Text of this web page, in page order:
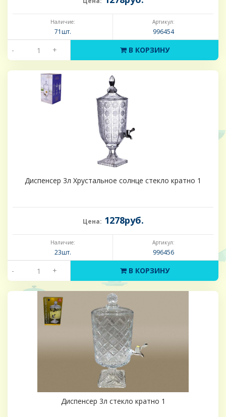
Наличие:
71шт.
Артикул:
996454
- + В КОРЗИНУ
Диспенсер 3л Хрустальное солнце стекло кратно 1
Цена: 1278руб.
Наличие:
23шт.
Артикул:
996456
- + В КОРЗИНУ
Диспенсер 3л стекло кратно 1